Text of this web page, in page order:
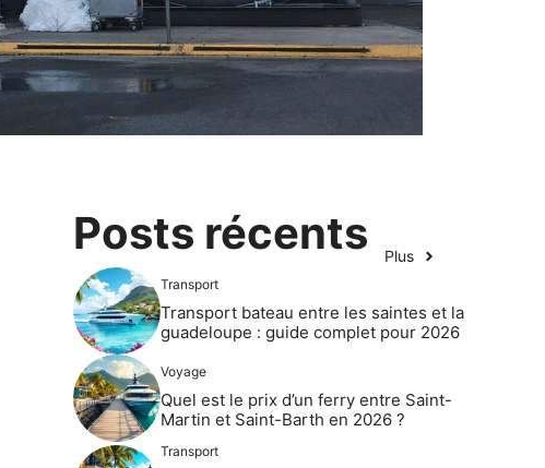
Posts récents Plus
Transport
Transport bateau entre les saintes et la
guadeloupe : guide complet pour 2026
Voyage
Quel est le prix d’un ferry entre Saint-
Martin et Saint-Barth en 2026 ?
Transport